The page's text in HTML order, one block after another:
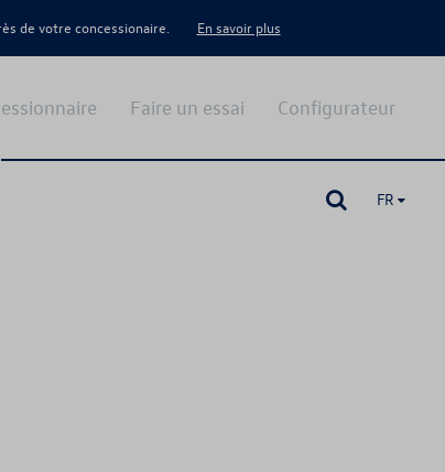
de votre concessionaire. En savoir plus
Configurateur
Faire un essai
FR